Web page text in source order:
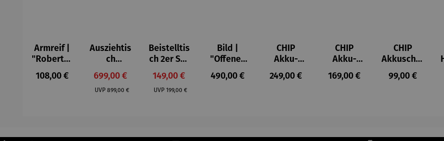
Armreif |
"Roberta"
– Anna
Mütz
Regulärer Preis:
108,00 €
Ausziehtis
ch
Aluminium
– Valor
Verkaufspreis:
699,00 €
UVP Regulärer Preis:
899,00 €
Beistelltis
ch 2er Set
– Dalias
Verkaufspreis:
149,00 €
UVP Regulärer Preis:
199,00 €
Bild |
"Offenes
Fenster in
Collioure"
Regulärer Preis:
490,00 €
CHIP
Akku-
Staubsau
ger
Regulärer Preis:
249,00 €
CHIP
Akku-
Staubsau
ger DS02
Regulärer Preis:
169,00 €
CHIP
Akkuschra
uber
Regulärer
99,00 €